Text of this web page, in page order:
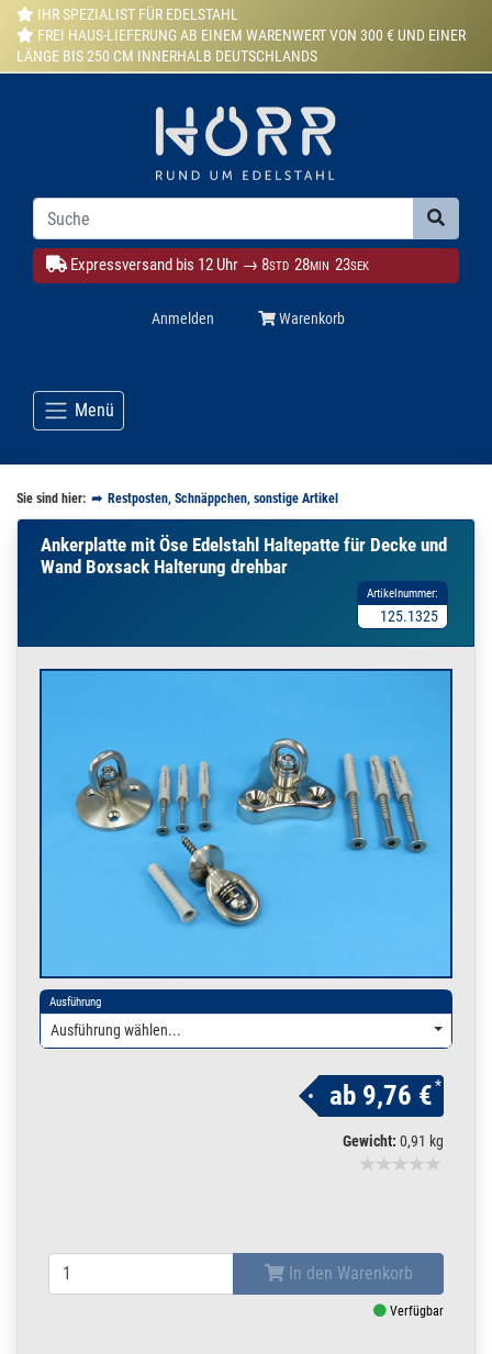
IHR SPEZIALIST FÜR EDELSTAHL
FREI HAUS-LIEFERUNG AB EINEM WARENWERT VON 300 € UND EINER
LÄNGE BIS 250 CM INNERHALB DEUTSCHLANDS
Expressversand bis 12 Uhr → 8STD 28MIN 22SEK
Anmelden Warenkorb
Menü
Sie sind hier: Restposten, Schnäppchen, sonstige Artikel
Ankerplatte mit Öse Edelstahl Haltepatte für Decke und
Wand Boxsack Halterung drehbar
Artikelnummer:
125.1325
Ausführung
Ausführung wählen...
ab 9,76 €*
Gewicht: 0,91 kg
In den Warenkorb
Verfügbar